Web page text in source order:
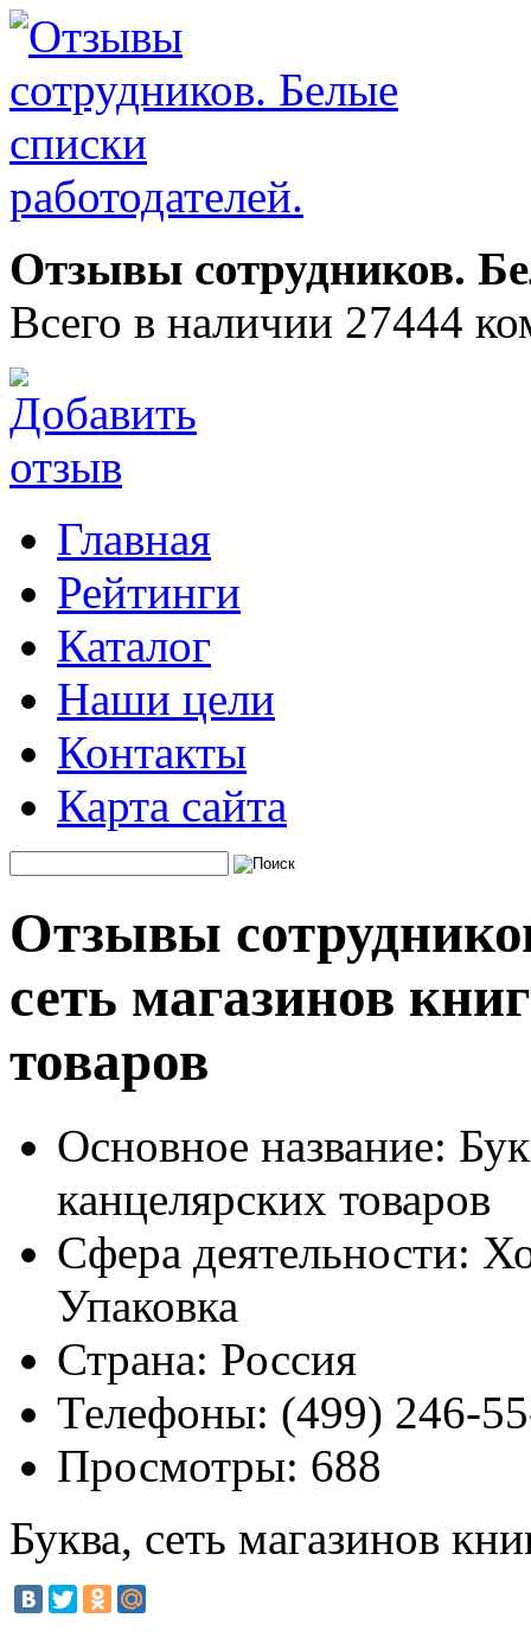
Отзывы сотрудников.
Всего в наличии 27444
Главная
Рейтинги
Каталог
Наши цели
Контакты
Карта сайта
Отзывы
сеть магазинов
товаров
Основное название:
канцелярских товаров
Сфера деятельности:
Упаковка
Страна: Россия
Телефоны: (499) 246-
Просмотры: 688
Буква, сеть магазинов